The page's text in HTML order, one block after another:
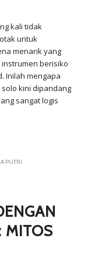
kali tidak
untuk
menarik yang
berisiko
Inilah mengapa
kini dipandang
sangat logis
PUTRI
MITOS